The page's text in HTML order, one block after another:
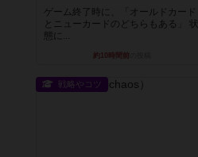
ゲーム終了時に、「オールドカード
とニューカードのどちらもある」 状
態に...
約10時間前
戦略やコツ